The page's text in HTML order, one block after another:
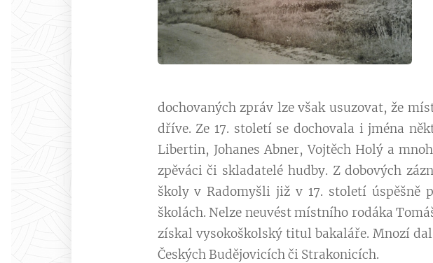
dochovaných zpráv lze však usuzovat, že
dříve. Ze 17. století se dochovala i jména
Libertin, Johanes Abner, Vojtěch Holý a
zpěváci či skladatelé hudby. Z dobových
školy v Radomyšli již v 17. století úspěšně
školách. Nelze neuvést místního rodáka
získal vysokoškolský titul bakaláře. Mnozí
Českých Budějovicích či Strakonicích.